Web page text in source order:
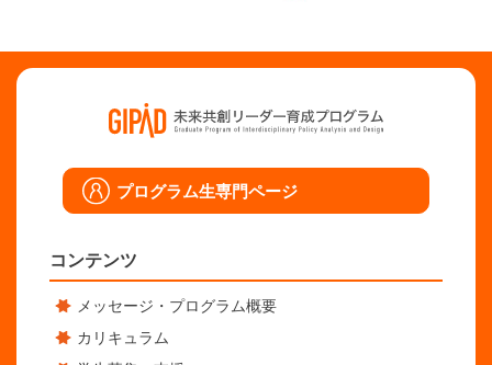
プログラム生専門ページ
コンテンツ
メッセージ・プログラム概要
カリキュラム